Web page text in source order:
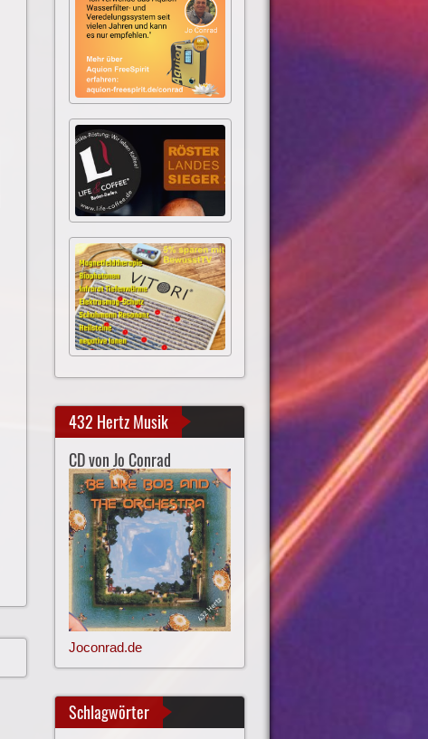
432 Hertz Musik
CD von Jo Conrad
Joconrad.de
Schlagwörter